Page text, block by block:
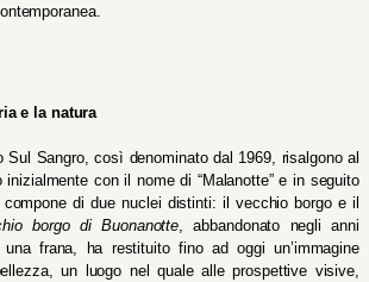
e la natura
Sul Sangro, così denominato dal 1969, risalgono al
con il nome di “Malanotte” e in seguito
compone di due nuclei distinti: il vecchio borgo e il
borgo di Buonanotte , abbandonato negli anni
frana, ha restituito fino ad oggi un’immagine
un luogo nel quale alle prospettive visive,